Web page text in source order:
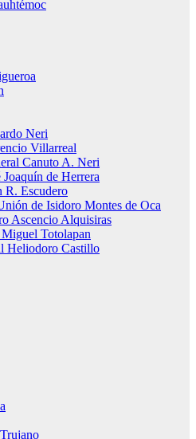
Neri
Villarreal
Canuto A. Neri
de Herrera
R. Escudero
de Isidoro Montes de Oca
Ascencio Alquisiras
Totolapan
Heliodoro Castillo